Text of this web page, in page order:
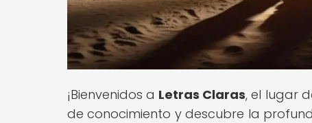
¡Bienvenidos a Letras Claras, el lugar
de conocimiento y descubre la